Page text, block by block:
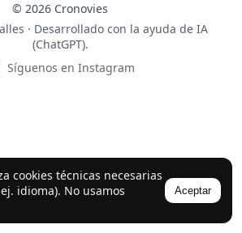
cookies técnicas necesarias
idioma). No usamos
Aceptar
© 2026 Cronovies
· Desarrollado con la ayuda de IA
(ChatGPT).
Síguenos en Instagram